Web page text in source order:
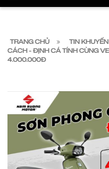
TRANG CHỦ TIN
CÁCH - ĐỊNH CÁ TÍNH CÙNG
4.000.000Đ